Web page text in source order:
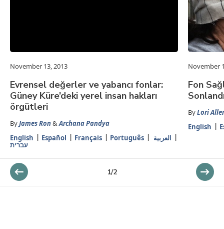
November 13, 2013
Evrensel değerler ve yabancı fonlar:
Güney Küre’deki yerel insan hakları
örgütleri
ByJames Ron& Archana Pandya
English
Español Français Português العربية
עברית
November
Fon
ByLori
English
1/2